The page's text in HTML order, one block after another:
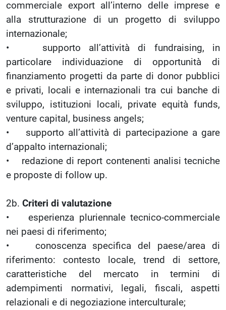
commerciale export all’interno delle imprese e
alla strutturazione di un progetto di sviluppo
internazionale;
• supporto all’attività di fundraising, in
particolare individuazione di opportunità di
finanziamento progetti da parte di donor pubblici
e privati, locali e internazionali tra cui banche di
sviluppo, istituzioni locali, private equità funds,
venture capital, business angels;
• supporto all’attività di partecipazione a gare
d’appalto internazionali;
• redazione di report contenenti analisi tecniche
e proposte di follow up.
2b. Criteri di valutazione
• esperienza pluriennale tecnico-commerciale
nei paesi di riferimento;
• conoscenza specifica del paese/area di
riferimento: contesto locale, trend di settore,
caratteristiche del mercato in termini di
adempimenti normativi, legali, fiscali, aspetti
relazionali e di negoziazione interculturale;